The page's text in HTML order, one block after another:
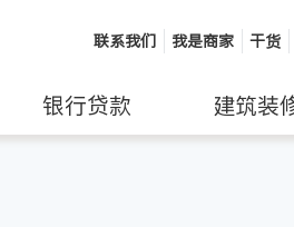
联系我们 我是商家 干货
银行贷款 建筑装